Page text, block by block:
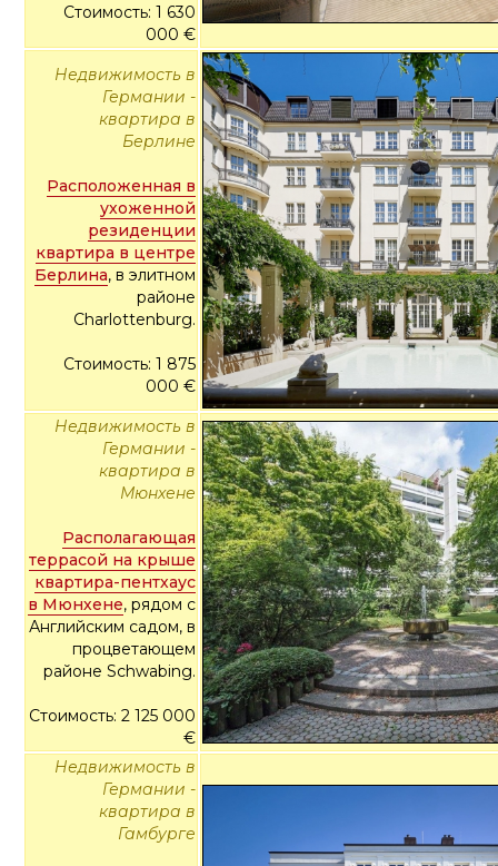
Стоимость: 1 630
000 €
Недвижимость в
Германии -
квартира в
Берлине
Расположенная в
ухоженной
резиденции
квартира в центре
Берлина, в элитном
районе
Charlottenburg.
Стоимость: 1 875
000 €
Недвижимость в
Германии -
квартира в
Мюнхене
Располагающая
террасой на крыше
квартира-пентхаус
в Мюнхене, рядом с
Английским садом, в
процветающем
районе Schwabing.
Стоимость: 2 125 000
€
Недвижимость в
Германии -
квартира в
Гамбурге